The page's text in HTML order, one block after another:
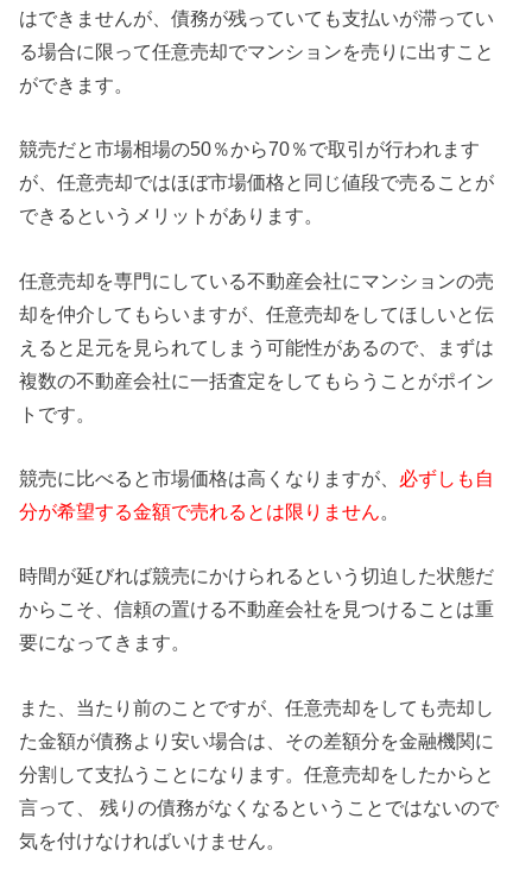
はできませんが、債務が残っていても支払いが滞ってい
る場合に限って任意売却でマンションを売りに出すこと
ができます。
競売だと市場相場の50％から70％で取引が行われます
が、任意売却ではほぼ市場価格と同じ値段で売ることが
できるというメリットがあります。
任意売却を専門にしている不動産会社にマンションの売
却を仲介してもらいますが、任意売却をしてほしいと伝
えると足元を見られてしまう可能性があるので、まずは
複数の不動産会社に一括査定をしてもらうことがポイン
トです。
競売に比べると市場価格は高くなりますが、 必ずしも自
分が希望する金額で売れるとは限りません。
時間が延びれば競売にかけられるという切迫した状態だ
からこそ、信頼の置ける不動産会社を見つけることは重
要になってきます。
また、当たり前のことですが、任意売却をしても売却し
た金額が債務より安い場合は、その差額分を金融機関に
分割して支払うことになります。任意売却をしたからと
言って、 残りの債務がなくなるということではないので
気を付けなければいけません。